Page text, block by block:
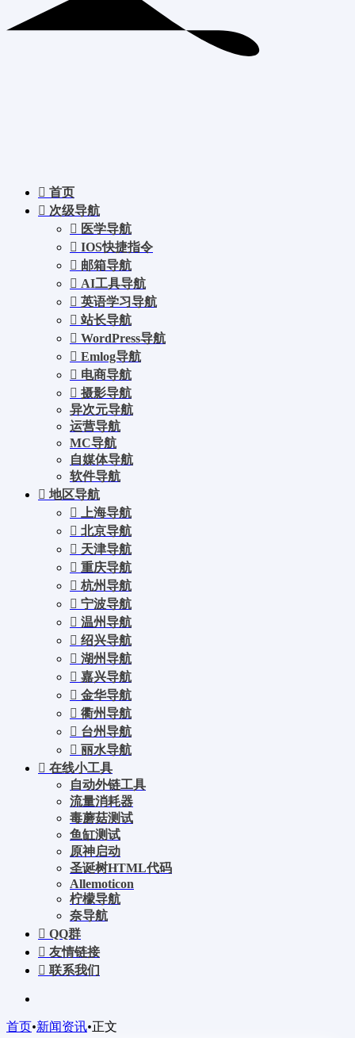
首页
次级导航
医学导航
IOS快捷指令
邮箱导航
AI工具导航
英语学习导航
站长导航
WordPress导航
Emlog导航
电商导航
摄影导航
异次元导航
运营导航
MC导航
自媒体导航
软件导航
地区导航
上海导航
北京导航
天津导航
重庆导航
杭州导航
宁波导航
温州导航
绍兴导航
湖州导航
嘉兴导航
金华导航
衢州导航
台州导航
丽水导航
在线小工具
自动外链工具
流量消耗器
毒蘑菇测试
鱼缸测试
原神启动
圣诞树HTML代码
Allemoticon
柠檬导航
奈导航
QQ群
友情链接
联系我们
首页•新闻资讯•正文